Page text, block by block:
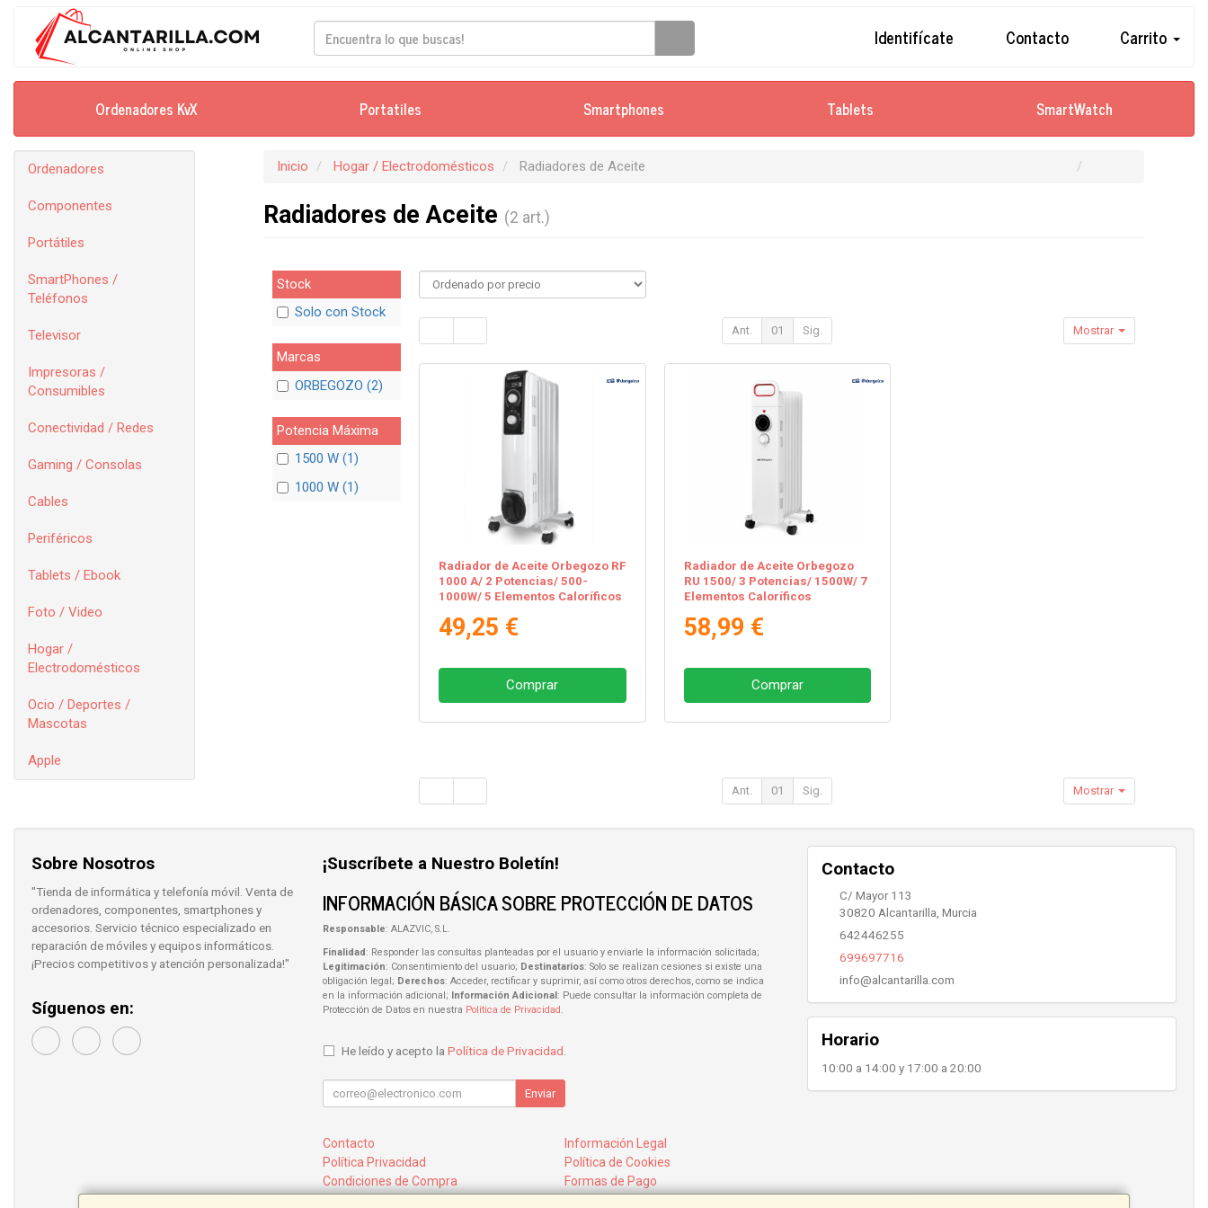
Identifícate Contacto Carrito
Ordenadores KvX Portatiles Smartphones Tablets SmartWatch
Ordenadores
Componentes
Portátiles
SmartPhones /
Teléfonos
Televisor
Impresoras /
Consumibles
Conectividad / Redes
Gaming / Consolas
Cables
Periféricos
Tablets / Ebook
Foto / Video
Hogar /
Electrodomésticos
Ocio / Deportes /
Mascotas
Apple
Inicio Hogar / Electrodomésticos Radiadores de Aceite
Radiadores de Aceite (2 art.)
Stock
Solo con Stock
Marcas
ORBEGOZO (2)
Potencia Máxima
1500 W (1)
1000 W (1)
Ant. 01 Sig. Mostrar
Radiador de Aceite Orbegozo RF
1000 A/ 2 Potencias/ 500-
1000W/ 5 Elementos Caloríficos
49,25 €
Comprar
Radiador de Aceite Orbegozo
RU 1500/ 3 Potencias/ 1500W/ 7
Elementos Caloríficos
58,99 €
Comprar
Ant. 01 Sig. Mostrar
Sobre Nosotros
"Tienda de informática y telefonía móvil. Venta de
ordenadores, componentes, smartphones y
accesorios. Servicio técnico especializado en
reparación de móviles y equipos informáticos.
¡Precios competitivos y atención personalizada!"
Síguenos en:
¡Suscríbete a Nuestro Boletín!
INFORMACIÓN BÁSICA SOBRE PROTECCIÓN DE DATOS
Responsable: ALAZVIC, S.L.
Finalidad : Responder las consultas planteadas por el usuario y enviarle la información solicitada;
Legitimación: Consentimiento del usuario; Destinatarios: Solo se realizan cesiones si existe una
obligación legal; Derechos: Acceder, rectificar y suprimir, así como otros derechos, como se indica
en la información adicional;
Información Adicional : Puede consultar la información completa de
Protección de Datos en nuestra Política de Privacidad .
He leído y acepto la Política de Privacidad
Enviar
Contacto
Información Legal
Política Privacidad
Política de Cookies
Condiciones de Compra
Formas de Pago
Contacto
C/ Mayor 113
30820 Alcantarilla Murcia
642446255
699697716
info@alcantarilla.com
Horario
10:00 a 14:00 y 17:00 a 20:00